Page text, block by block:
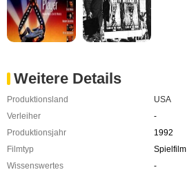
Weitere Details
Produktionsland
USA
Verleiher
-
Produktionsjahr
1992
Filmtyp
Spielfilm
Wissenswertes
-